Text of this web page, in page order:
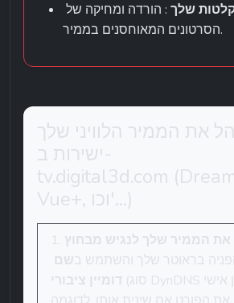
שלך
הסרטונים המאוחסנים בממיר.
ישירות ב-
tv.digital3d.com
Vue+, וכו'...)
את הממיר שלך לנגיש מבחוץ
בראוטר שלך והשתמש ב
דומיין ציבורי (סוג DynDNS או דומיין אישי). ציין